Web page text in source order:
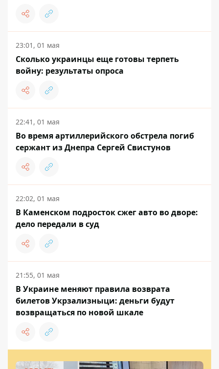
23:01, 01 мая
Сколько украинцы еще готовы терпеть
войну: результаты опроса
22:41, 01 мая
Во время артиллерийского обстрела погиб
сержант из Днепра Сергей Свистунов
22:02, 01 мая
В Каменском подросток сжег авто во дворе:
дело передали в суд
21:55, 01 мая
В Украине меняют правила возврата
билетов Укрзализныци: деньги будут
возвращаться по новой шкале